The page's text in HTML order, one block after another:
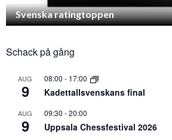
Svenska ratingtoppen
Schack på gång
AUG
9
08:00 - 17:00
Kadettallsvenskans final
AUG
9
09:30 -20:00
Uppsala Chessfestival 2026